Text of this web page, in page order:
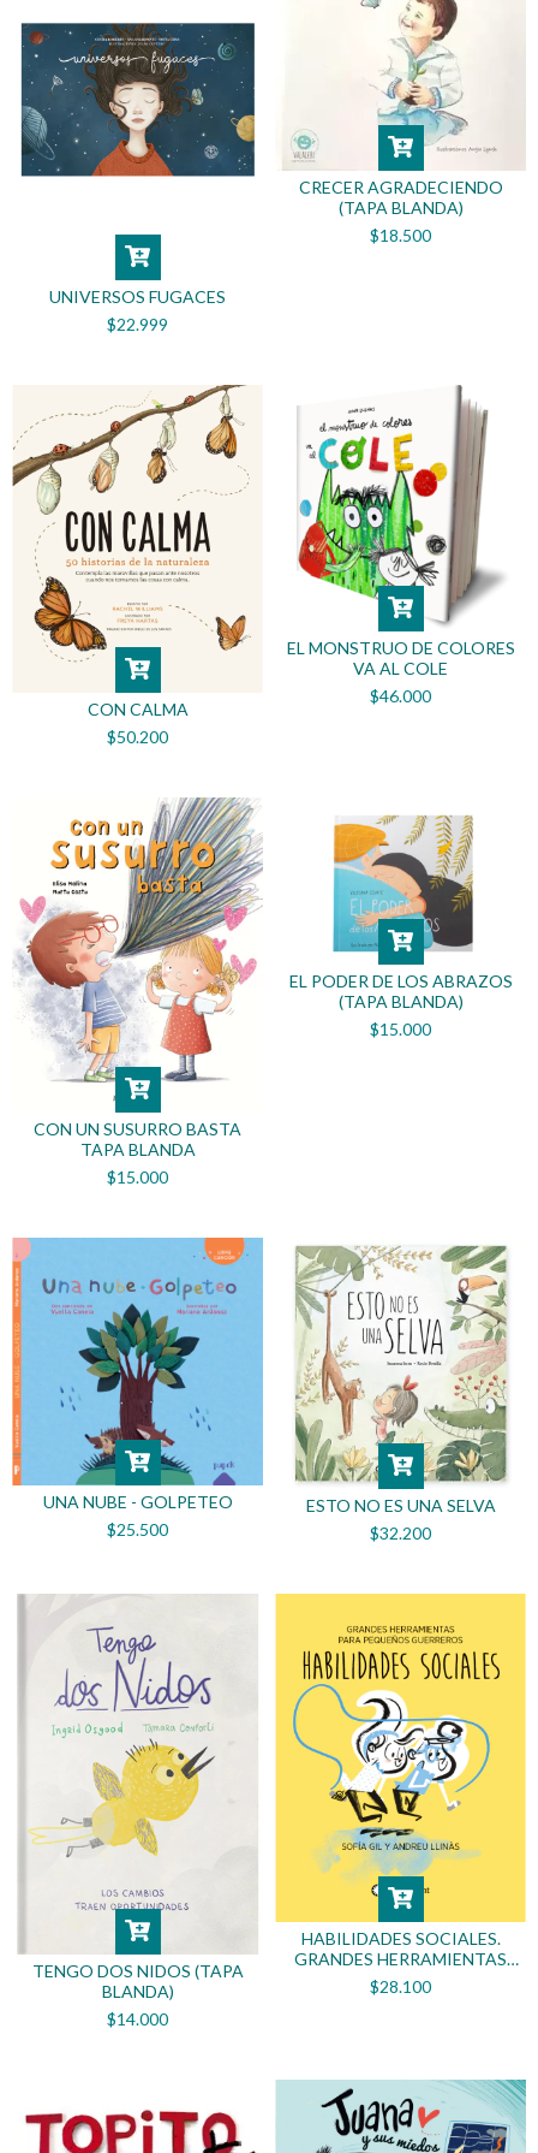
UNIVERSOS FUGACES
$22.999
CRECER AGRADECIENDO
(TAPA BLANDA)
$18.500
CON CALMA
$50.200
EL MONSTRUO DE COLORES
VA AL COLE
$46.000
CON UN SUSURRO BASTA
TAPA BLANDA
$15.000
EL PODER DE LOS ABRAZOS
(TAPA BLANDA)
$15.000
UNA NUBE - GOLPETEO
$25.500
ESTO NO ES UNA SELVA
$32.200
TENGO DOS NIDOS (TAPA
BLANDA)
$14.000
HABILIDADES SOCIALES.
GRANDES HERRAMIENTAS
PARA PEQUEÑOS
GUERREROS (TAPA BLANDA)
$28.100